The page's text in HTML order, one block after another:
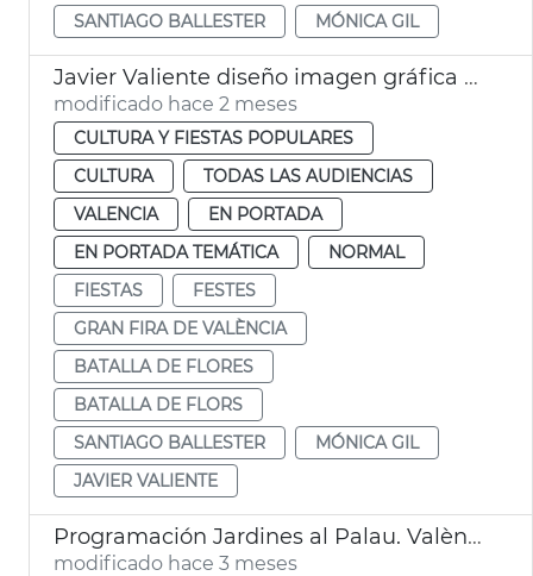
SANTIAGO BALLESTER MÓNICA GIL
Javier Valiente diseño imagen gráfica Gran Fira València
modificado hace 2 meses
CULTURA Y FIESTAS POPULARES
CULTURA
TODAS LAS AUDIENCIAS
VALENCIA
EN PORTADA
EN PORTADA TEMÁTICA
NORMAL
FIESTAS
FESTES
GRAN FIRA DE VALÈNCIA
BATALLA DE FLORES
BATALLA DE FLORS
SANTIAGO BALLESTER
MÓNICA GIL
JAVIER VALIENTE
Programación Jardines al Palau. València
modificado hace 3 meses